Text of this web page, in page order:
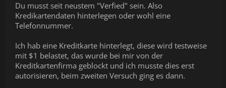
Du musst seit neustem "Verfied" sein. Also
Kredikartendaten hinterlegen oder wohl eine
Telefonnummer.
Ich hab eine Kreditkarte hinterlegt, diese wird testweise
mit $1 belastet, das wurde bei mir von der
Kreditkartenfirma geblockt und ich musste dies erst
autorisieren, beim zweiten Versuch ging es dann.